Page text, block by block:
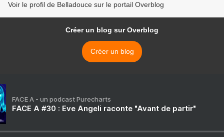
Voir le profil de Belladouce sur le portail Overblog
Créer un blog sur Overblog
Créer un blog
FACE A - un podcast Purecharts
FACE A #30 : Eve Angeli raconte "Avant de partir"